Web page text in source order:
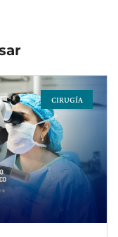
CIRUGÍA